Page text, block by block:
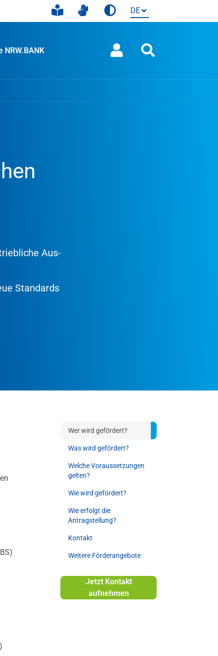
NRW.BANK
Aus-
Standards
Jetzt Kontakt
aufnehmen
Wer wird gefördert?
Was wird gefördert?
Welche Voraussetzungen
gelten?
Wie wird gefördert?
Wie erfolgt die
Antragstellung?
Kontakt
Weitere Förderangebote